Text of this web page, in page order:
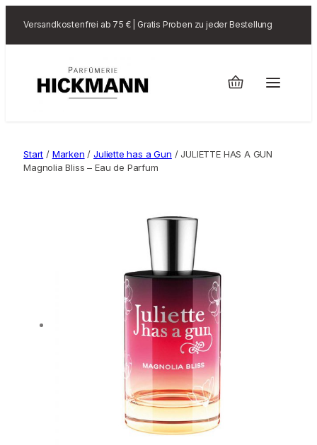
Versandkostenfrei ab 75 € | Gratis Proben zu jeder Bestellung
Start / Marken /Juliette has a Gun / JULIETTE HAS A GUN
Magnolia Bliss – Eau de Parfum